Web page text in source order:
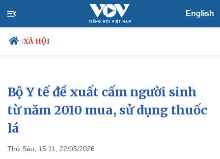
English
/XÃ HỘI
Chính trị
Đảng
Tổ chức nhân sự
Quốc hội
Xã hội
Tin 24h
Dự báo thời tiết
Bộ Y tế đề xuất cấm người sinh
từ năm 2010 mua, sử dụng thuốc
lá
Thứ Sáu, 15:11, 22/05/2026